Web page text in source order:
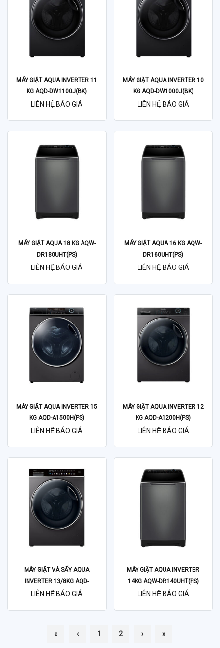
MÁY GIẶT AQUA INVERTER 11
KG AQD-DW1100J(BK)
LIÊN HỆ BÁO GIÁ
MÁY GIẶT AQUA INVERTER 10
KG AQD-DW1000J(BK)
LIÊN HỆ BÁO GIÁ
MÁY GIẶT AQUA 18 KG AQW-
DR180UHT(PS)
LIÊN HỆ BÁO GIÁ
MÁY GIẶT AQUA 16 KG AQW-
DR160UHT(PS)
LIÊN HỆ BÁO GIÁ
MÁY GIẶT AQUA INVERTER 15
KG AQD-A1500H(PS)
LIÊN HỆ BÁO GIÁ
MÁY GIẶT AQUA INVERTER 12
KG AQD-A1200H(PS)
LIÊN HỆ BÁO GIÁ
MÁY GIẶT VÀ SẤY AQUA
INVERTER 13/8KG AQD-
DH1300H(PS)
LIÊN HỆ BÁO GIÁ
MÁY GIẶT AQUA INVERTER
14KG AQW-DR140UHT(PS)
LIÊN HỆ BÁO GIÁ
« ‹ 1 2 › »